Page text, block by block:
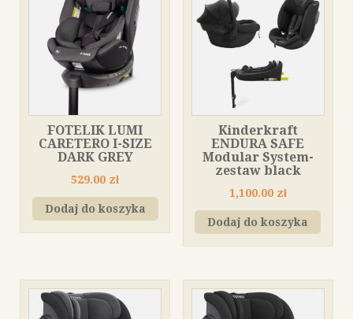
FOTELIK LUMI
CARETERO I-SIZE
DARK GREY
529.00 zł
Dodaj do koszyka
Kinderkraft
ENDURA SAFE
Modular System-
zestaw black
1,100.00 zł
Dodaj do koszyka